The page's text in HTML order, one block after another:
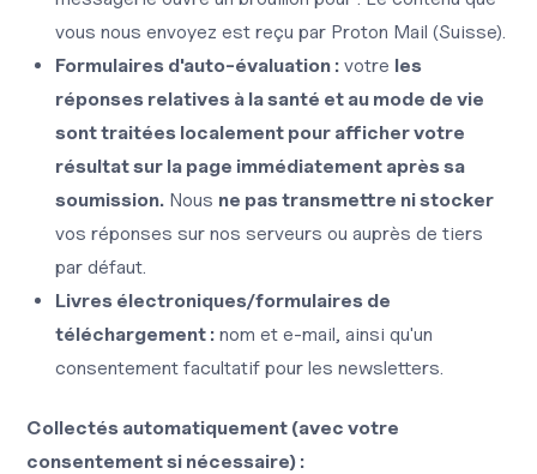
vous nous envoyez est reçu par Proton Mail (Suisse).
Formulaires d'auto-évaluation : votre les
réponses relatives à la santé et au mode de vie
sont traitées localement pour afficher votre
résultat sur la page immédiatement après sa
soumission. Nous ne pas transmettre ni stocker
vos réponses sur nos serveurs ou auprès de tiers
par défaut.
Livres électroniques/formulaires de
téléchargement : nom et e-mail, ainsi qu'un
consentement facultatif pour les newsletters.
Collectés automatiquement (avec votre
consentement si nécessaire) :